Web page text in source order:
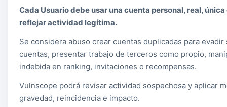
Cada Usuario debe usar una cuenta personal, real,
reflejar actividad legítima.
Se considera abuso crear cuentas duplicadas para
cuentas, presentar trabajo de terceros como propio,
indebida en ranking, invitaciones o recompensas.
Vulnscope podrá revisar actividad sospechosa y aplicar
gravedad, reincidencia e impacto.